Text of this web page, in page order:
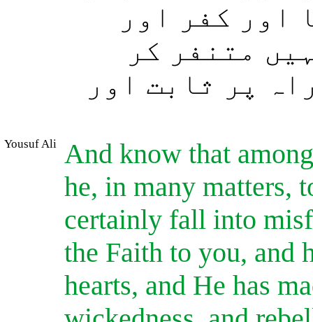
اور کفر اور
متنفر کر
پر ثابت اور
Yousuf Ali And know that
he, in many matters,
certainly fall into
the Faith to you, and
hearts, and He has